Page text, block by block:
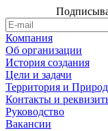
Компания
Об организации
История создания
Цели и задачи
Территория и
Контакты и
Руководство
Вакансии